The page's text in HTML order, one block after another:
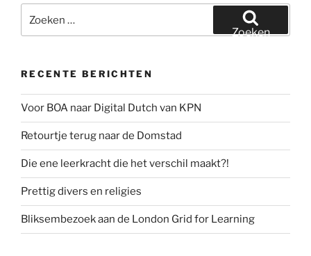
naar:
Zoeken
RECENTE BERICHTEN
Voor BOA naar Digital Dutch van KPN
Retourtje terug naar de Domstad
Die ene leerkracht die het verschil maakt?!
Prettig divers en religies
Bliksembezoek aan de London Grid for Learning